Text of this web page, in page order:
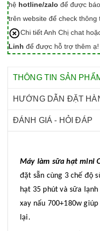
hệ hotline/zalo để được
trên website để check thông
Chi tiết Anh Chị chat
Linh để được hỗ trợ thêm ạ!
THÔNG TIN SẢN
HƯỚNG DẪN ĐẶT
ĐÁNH GIÁ - HỎI ĐÁP
Máy làm sữa hạt mini
đặt sẵn cùng 3 chế độ
hạt 35 phút và sữa
xay nấu 700+180w
lại.